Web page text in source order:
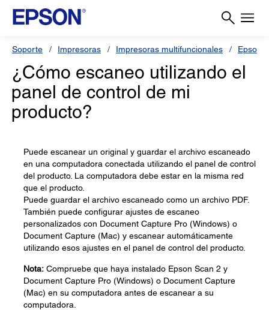
Soporte Impresoras Impresoras multifuncionales Epson
¿Cómo escaneo utilizando el
panel de control de mi
producto?
Puede escanear un original y guardar el archivo escaneado
en una computadora conectada utilizando el panel de control
del producto. La computadora debe estar en la misma red
que el producto.
Puede guardar el archivo escaneado como un archivo PDF.
También puede configurar ajustes de escaneo
personalizados con Document Capture Pro (Windows) o
Document Capture (Mac) y escanear automáticamente
utilizando esos ajustes en el panel de control del producto.
Nota: Compruebe que haya instalado Epson Scan 2 y
Document Capture Pro (Windows) o Document Capture
(Mac) en su computadora antes de escanear a su
computadora.